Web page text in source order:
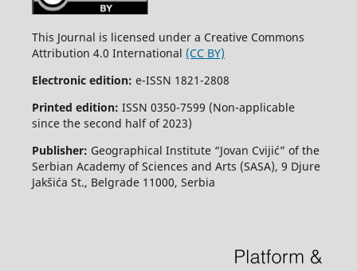
This Journal is licensed under a Creative Commons
Attribution 4.0 International (CC BY)
Electronic edition: e-ISSN 1821-2808
Printed edition: ISSN 0350-7599 (Non-applicable
since the second half of 2023)
Publisher: Geographical Institute “Jovan Cvijić” of the
Serbian Academy of Sciences and Arts (SASA), 9 Djure
Jakšića St., Belgrade 11000, Serbia